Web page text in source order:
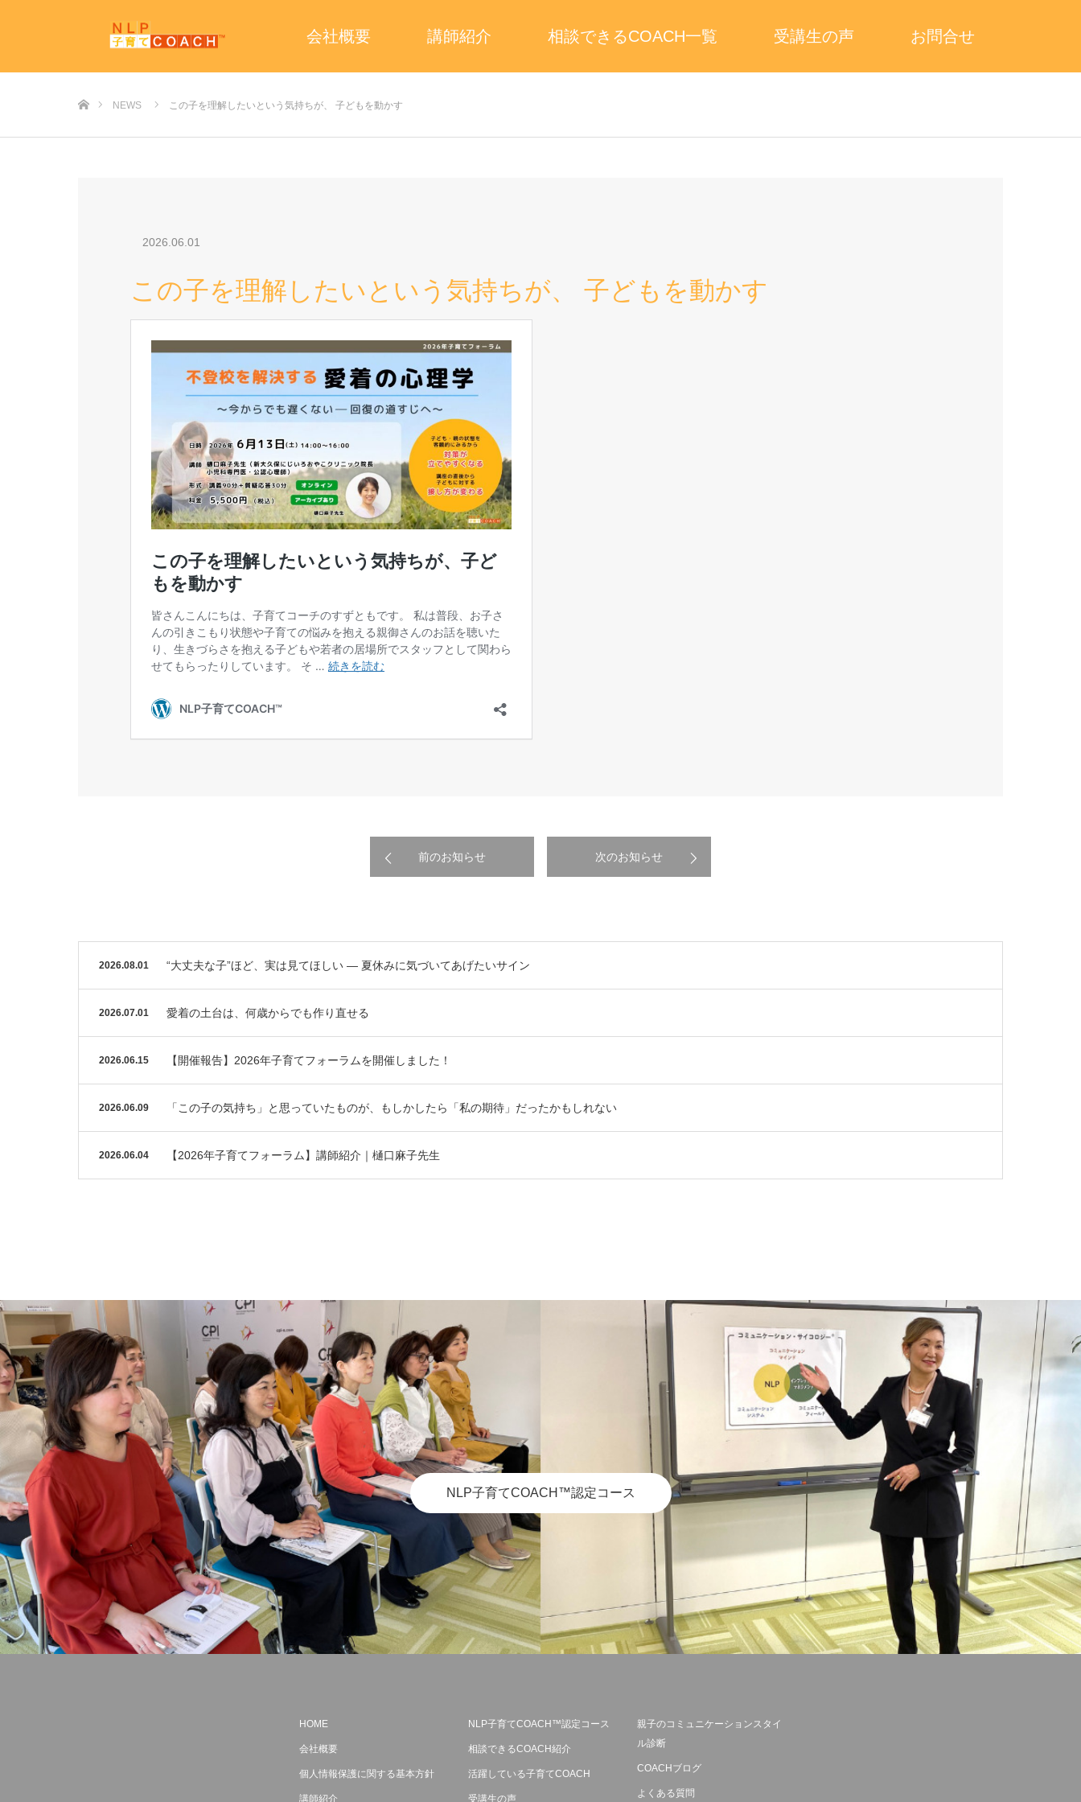
会社概要 講師紹介 相談できるCOACH一覧 受講生の声 お問合せ
NEWS この子を理解したいという気持ちが、 子どもを動かす
2026.06.01
この子を理解したいという気持ちが、 子どもを動かす
前のお知らせ 次のお知らせ
2026.08.01 “大丈夫な子”ほど、実は見てほしい ― 夏休みに気づいてあげたいサイン
2026.07.01 愛着の土台は、何歳からでも作り直せる
2026.06.15 【開催報告】2026年子育てフォーラムを開催しました！
2026.06.09 「この子の気持ち」と思っていたものが、もしかしたら「私の期待」だったかもしれない
2026.06.04 【2026年子育てフォーラム】講師紹介｜樋口麻子先生
NLP子育てCOACH™認定コース
HOME
会社概要
個人情報保護に関する基本方針
講師紹介
NLP子育てCOACH™認定コース
相談できるCOACH紹介
活躍している子育てCOACH
受講生の声
親子のコミュニケーションスタイ
ル診断
COACHブログ
よくある質問